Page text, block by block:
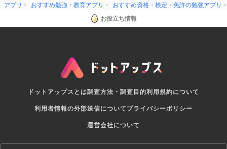
アプリ おすすめ勉強・教育アプリ
おすすめ資格・検定・免許の勉強アプリ
お役立ち情報
ドットアップスとは調査方法・調査目的利用規約について
利用者情報の外部送信についてプライバシーポリシー
運営会社について